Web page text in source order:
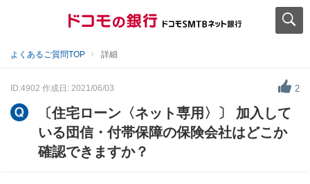
よくあるご質問TOP 詳細
ID:4902 作成日: 2021/06/03 2
〔住宅ローン〈ネット専用〉〕 加入して
いる団信・付帯保障の保険会社はどこか
確認できますか？